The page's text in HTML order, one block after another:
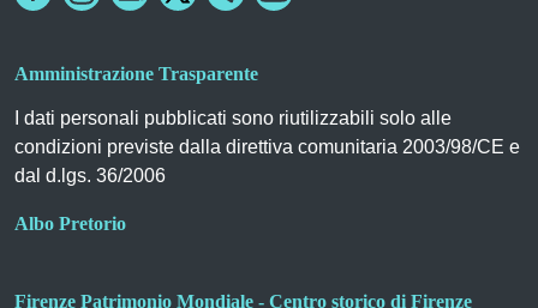
Amministrazione Trasparente
I dati personali pubblicati sono riutilizzabili solo alle
condizioni previste dalla direttiva comunitaria 2003/98/CE e
dal d.lgs. 36/2006
Albo Pretorio
Firenze Patrimonio Mondiale - Centro storico di Firenze